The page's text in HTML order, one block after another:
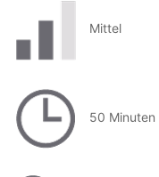
Mittel
50 Minuten